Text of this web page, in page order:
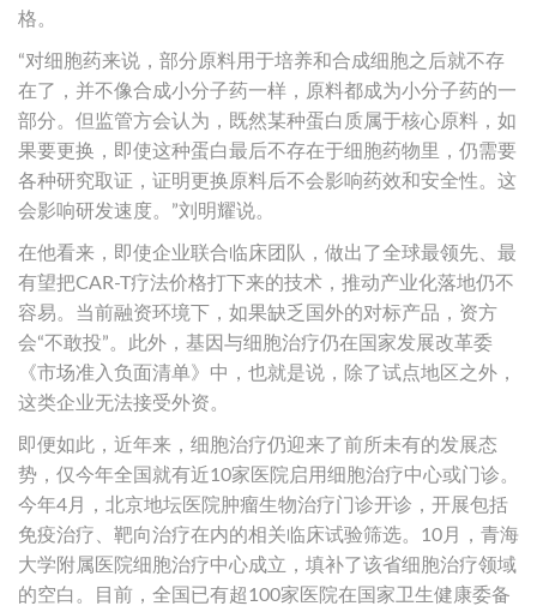
格。
“对细胞药来说，部分原料用于培养和合成细胞之后就不存
在了，并不像合成小分子药一样，原料都成为小分子药的一
部分。但监管方会认为，既然某种蛋白质属于核心原料，如
果要更换，即使这种蛋白最后不存在于细胞药物里，仍需要
各种研究取证，证明更换原料后不会影响药效和安全性。这
会影响研发速度。”刘明耀说。
在他看来，即使企业联合临床团队，做出了全球最领先、最
有望把CAR-T疗法价格打下来的技术，推动产业化落地仍不
容易。当前融资环境下，如果缺乏国外的对标产品，资方
会“不敢投”。此外，基因与细胞治疗仍在国家发展改革委
《市场准入负面清单》中，也就是说，除了试点地区之外，
这类企业无法接受外资。
即便如此，近年来，细胞治疗仍迎来了前所未有的发展态
势，仅今年全国就有近10家医院启用细胞治疗中心或门诊。
今年4月，北京地坛医院肿瘤生物治疗门诊开诊，开展包括
免疫治疗、靶向治疗在内的相关临床试验筛选。10月，青海
大学附属医院细胞治疗中心成立，填补了该省细胞治疗领域
的空白。目前，全国已有超100家医院在国家卫生健康委备